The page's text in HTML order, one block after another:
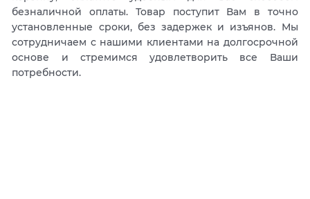
безналичной оплаты. Товар поступит Вам в точно
установленные сроки, без задержек и изъянов. Мы
сотрудничаем с нашими клиентами на долгосрочной
основе и стремимся удовлетворить все Ваши
потребности.